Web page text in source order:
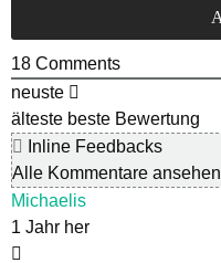
18 Comments
neuste
älteste beste Bewertung
Inline Feedbacks
Alle Kommentare ansehen
Michaelis
1 Jahr her